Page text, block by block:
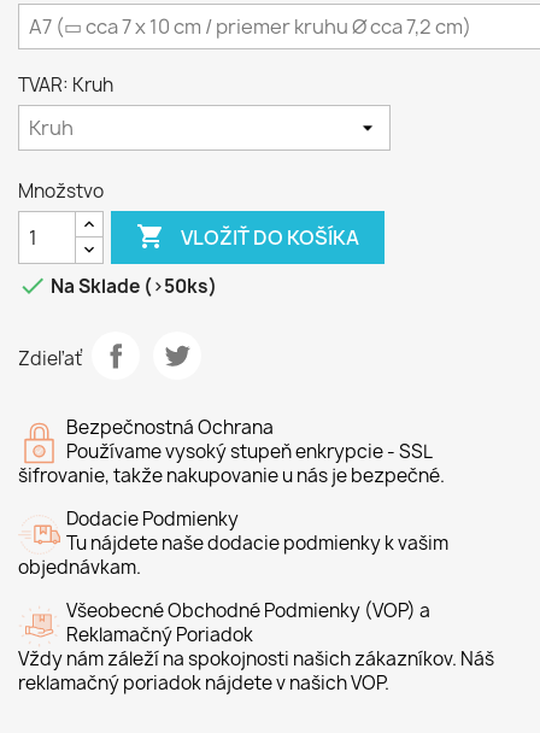
TVAR: Kruh
Množstvo
 VLOŽIŤ DO KOŠÍKA
 Na Sklade (>50ks)
Zdieľať
Bezpečnostná Ochrana
Používame vysoký stupeň enkrypcie - SSL
šifrovanie, takže nakupovanie u nás je bezpečné.
Dodacie Podmienky
Tu nájdete naše dodacie podmienky k vašim
objednávkam.
Všeobecné Obchodné Podmienky (VOP) a
Reklamačný Poriadok
Vždy nám záleží na spokojnosti našich zákazníkov. Náš
reklamačný poriadok nájdete v našich VOP.